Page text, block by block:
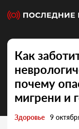
Как
почему
мигрени и
Здоровье 9